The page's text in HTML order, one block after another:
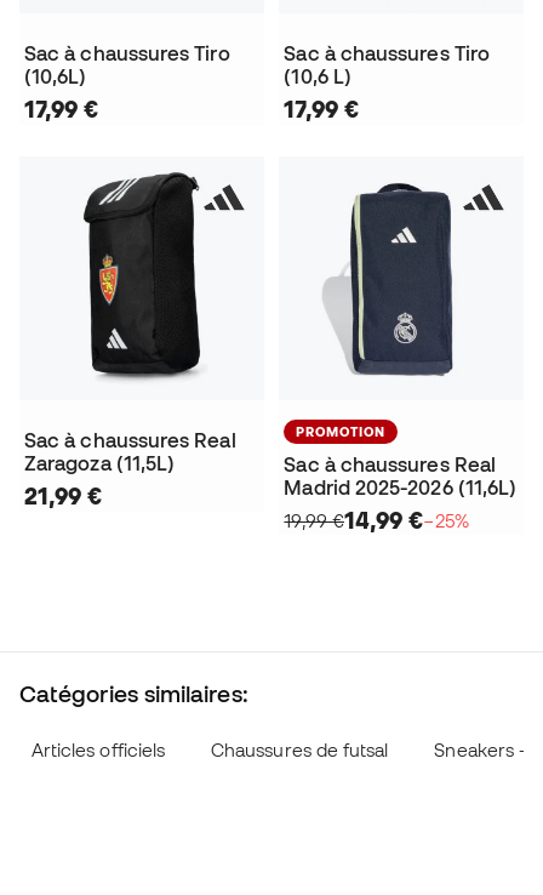
Sac à chaussures Tiro
(10,6L)
17,99 €
Sac à chaussures Tiro
(10,6 L)
17,99 €
Sac à chaussures Real
Zaragoza (11,5L)
21,99 €
PROMOTION
Sac à chaussures Real
Madrid 2025-2026 (11,6L)
19,99 €14,99 €−25%
Catégories similaires:
Articles officiels Chaussures de futsal Sneakers -